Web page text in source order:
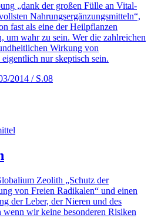
„dank der großen Fülle an Vital-
Nahrungsergänzungsmitteln“,
fast als eine der Heilpflanzen
um wahr zu sein. Wer die zahlreichen
Wirkung von
nur skeptisch sein.
2014 / S.08
Zeolith „Schutz der
von Freien Radikalen“ und einen
der Leber, der Nieren und des
wir keine besonderen Risiken